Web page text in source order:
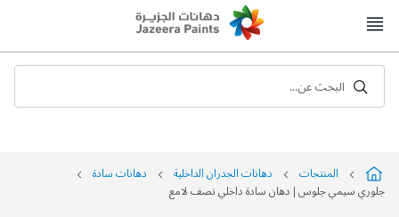
to
البحث عن...
المنتجات دهانات الجدران الداخلية
دهانات سادة
جلوري سيمي جلوس | دهان سادة داخلي نصف لامع